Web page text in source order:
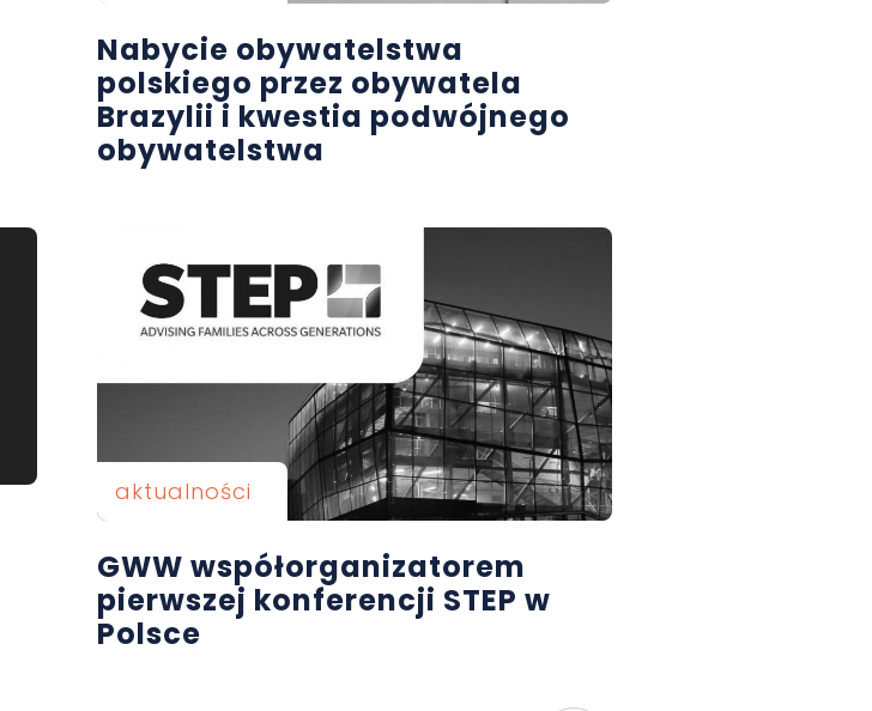
Nabycie obywatelstwa
polskiego przez obywatela
Brazylii i kwestia podwójnego
obywatelstwa
aktualności
GWW współorganizatorem
pierwszej konferencji STEP w
Polsce